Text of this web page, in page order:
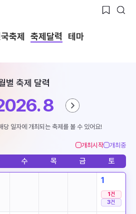
축제 축제달력 테마
별 축제 달력
8
당 일자에 개최되는 축제를 볼 수 있어요!
개최시작 개최중
수 목 금 토
1
1건
3건